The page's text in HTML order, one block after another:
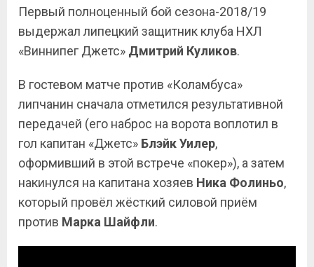
Первый полноценный бой сезона-2018/19
выдержал липецкий защитник клуба НХЛ
«Виннипег Джетс» Дмитрий Куликов.
В гостевом матче против «Коламбуса»
липчанин сначала отметился результативной
передачей (его наброс на ворота воплотил в
гол капитан «Джетс» Блэйк Уилер,
оформивший в этой встрече «покер»), а затем
накинулся на капитана хозяев Ника Фолиньо,
который провёл жёсткий силовой приём
против Марка Шайфли.